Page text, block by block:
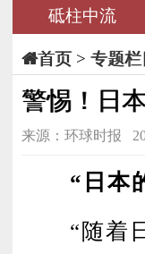
砥柱中流
首页> 专题栏
警惕！日
来源：环球时报
“日本的
“随着日